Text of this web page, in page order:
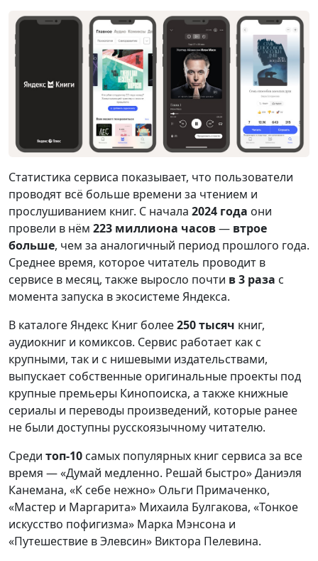
Статистика сервиса показывает, что пользователи
проводят всё больше времени за чтением и
прослушиванием книг. С начала 2024 года они
провели в нём 223 миллиона часов— втрое
больше, чем за аналогичный период прошлого года.
Среднее время, которое читатель проводит в
сервисе в месяц, также выросло почти в 3 раза с
момента запуска в экосистеме Яндекса.
В каталоге Яндекс Книг более250 тысяч книг,
аудиокниг и комиксов. Сервис работает как с
крупными, так и с нишевыми издательствами,
выпускает собственные оригинальные проекты под
крупные премьеры Кинопоиска, а также книжные
сериалы и переводы произведений, которые ранее
не были доступны русскоязычному читателю.
Среди топ-10 самых популярных книг сервиса за все
время — «Думай медленно. Решай быстро» Даниэля
Канемана, «К себе нежно» Ольги Примаченко,
«Мастер и Маргарита» Михаила Булгакова, «Тонкое
искусство пофигизма» Марка Мэнсона и
«Путешествие в Элевсин» Виктора Пелевина.